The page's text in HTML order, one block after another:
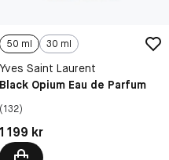
50 ml 30 ml
Yves Saint Laurent
Black Opium Eau de Parfum
(132)
Pris: 1 199 kr
1 199 kr